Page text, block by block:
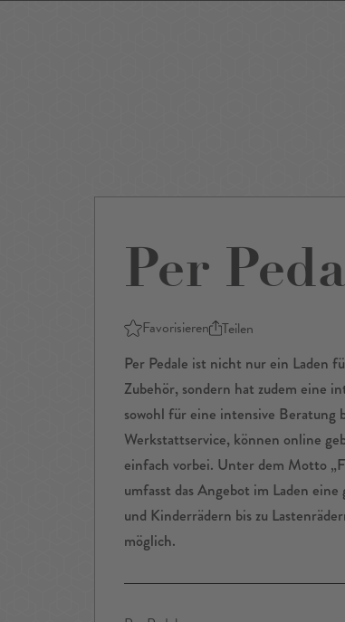
Per
Favorisieren Teilen
Per Pedale ist nicht nur ein Laden
Zubehör, sondern hat zudem eine
sowohl für eine intensive Beratung
Werkstattservice, können online
einfach vorbei. Unter dem Motto
umfasst das Angebot im Laden
und Kinderrädern bis zu
möglich.